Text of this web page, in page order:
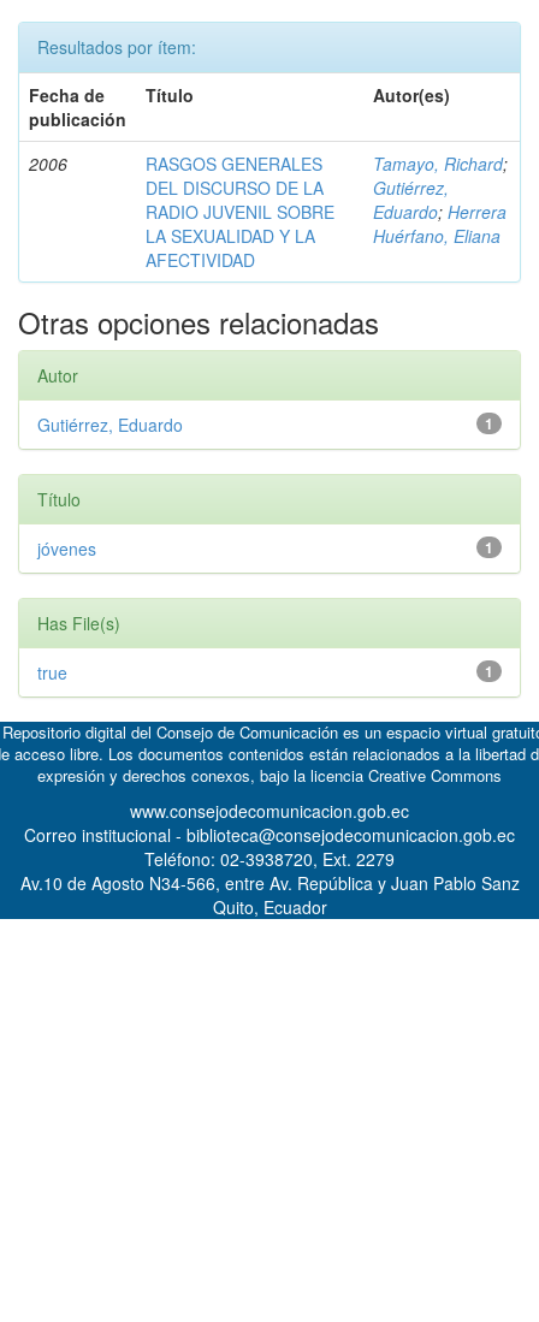
Resultados por ítem:
Fecha de
publicación
Título Autor(es)
2006
RASGOS GENERALES
DEL DISCURSO DE LA
RADIO JUVENIL SOBRE
LA SEXUALIDAD Y LA
AFECTIVIDAD
Tamayo, Richard;
Gutiérrez,
Eduardo; Herrera
Huérfano, Eliana
Otras opciones relacionadas
Autor
1
Gutiérrez, Eduardo
Título
1
jóvenes
Has File(s)
1
true
digital del Consejo de Comunicación es un espacio virtual
acceso libre. Los documentos contenidos están relacionados a la libertad
expresión y derechos conexos, bajo la licencia Creative Commons
www.consejodecomunicacion.gob.ec
Correo institucional - biblioteca@consejodecomunicacion.gob.ec
Teléfono: 02-3938720, Ext. 2279
Av.10 de Agosto N34-566, entre Av. República y Juan Pablo Sanz
Quito, Ecuador